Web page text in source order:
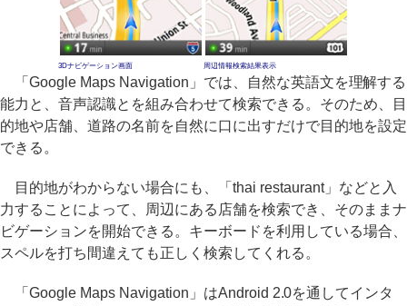
3Dナビゲーション画面 周辺情報検索結果表示
「Google Maps Navigation」では、自然な英語文を理解する
能力と、音声認識とを組み合わせて検索できる。そのため、目
的地や店舗、道路の名前を自然に口に出すだけで目的地を設定
できる。
目的地がわからない場合にも、「thai restaurant」などと入
力することによって、周辺にある店舗を検索でき、そのままナ
ビゲーションを開始できる。キーボードを利用している場合、
スペルを打ち間違えても正しく検索してくれる。
「Google Maps Navigation」はAndroid 2.0を通してインタ